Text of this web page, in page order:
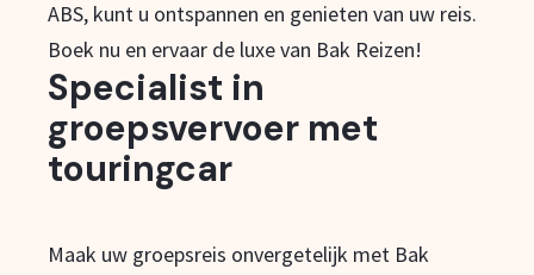
ABS, kunt u ontspannen en genieten van uw reis.
Boek nu en ervaar de luxe van Bak Reizen!
Specialist in
groepsvervoer met
touringcar
Maak uw groepsreis onvergetelijk met Bak